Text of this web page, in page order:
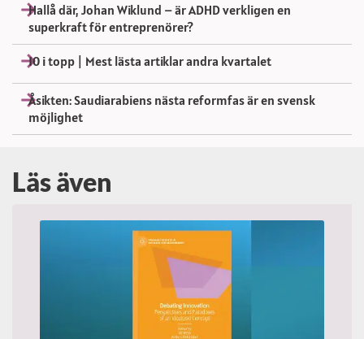
Hallå där, Johan Wiklund – är ADHD verkligen en
superkraft för entreprenörer?
10 i topp | Mest lästa artiklar andra kvartalet
Åsikten: Saudiarabiens nästa reformfas är en svensk
möjlighet
Läs även